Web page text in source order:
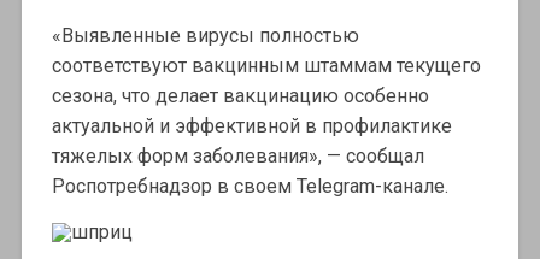
«Выявленные вирусы полностью
соответствуют вакцинным штаммам текущего
сезона, что делает вакцинацию особенно
актуальной и эффективной в профилактике
тяжелых форм заболевания», — сообщал
Роспотребнадзор в своем Telegram-канале.